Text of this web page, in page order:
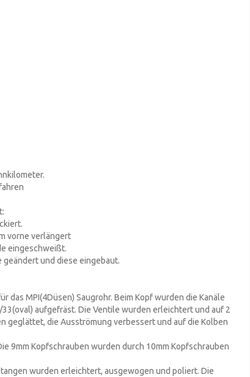
vorne verlängert
eingeschweißt.
und diese eingebaut.
MPI(4Düsen) Saugrohr. Beim Kopf wurden die Kanäle
aufgefräst. Die Ventile wurden erleichtert und auf 2
geglättet, die Ausströmung verbessert und auf die Kolben
9mm Kopfschrauben wurden durch 10mm Kopfschrauben
wurden erleichtert, ausgewogen und poliert. Die